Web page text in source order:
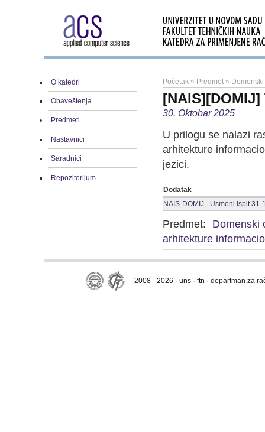
O katedri
Obaveštenja
Predmeti
Nastavnici
Saradnici
Repozitorijum
Početak » Predmet »
30. Oktobar 2025
U prilogu se nalazi
arhitekture
jezici.
Dodatak
NAIS-DOMIJ - Usmeni ispit
Predmet:
Domenski
arhitekture
2008 - 2026 · uns · ftn · departman za